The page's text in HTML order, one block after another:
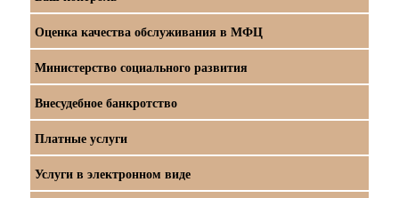
Оценка качества обслуживания в МФЦ
Министерство социального развития
Внесудебное банкротство
Платные услуги
Услуги в электронном виде